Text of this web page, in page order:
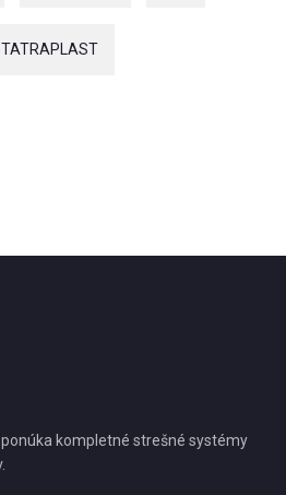
ponúka kompletné strešné systémy